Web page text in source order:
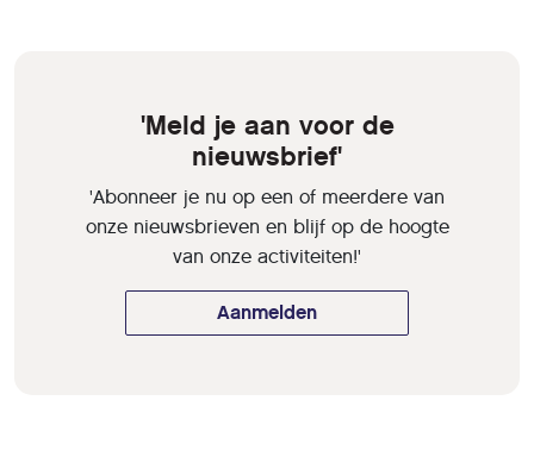
'Meld je aan voor de
nieuwsbrief'
'Abonneer je nu op een of meerdere van
onze nieuwsbrieven en blijf op de hoogte
van onze activiteiten!'
Aanmelden